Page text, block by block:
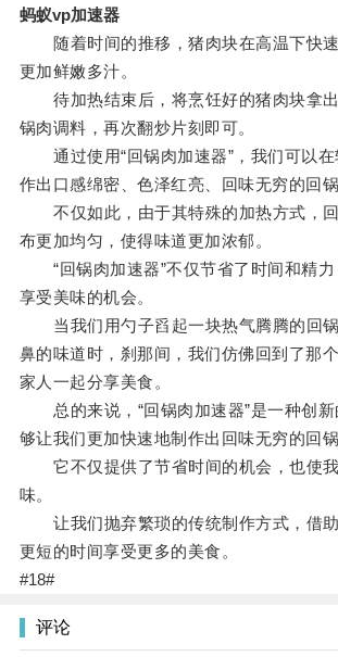
蚂蚁vp加速器
随着时间的推移，猪肉块在高温下快
更加鲜嫩多汁。
待加热结束后，将烹饪好的猪肉块拿出
锅肉调料，再次翻炒片刻即可。
通过使用“回锅肉加速器”，我们可以在
作出口感绵密、色泽红亮、回味无穷的回锅
不仅如此，由于其特殊的加热方式，回
布更加均匀，使得味道更加浓郁。
“回锅肉加速器”不仅节省了时间和精力
享受美味的机会。
当我们用勺子舀起一块热气腾腾的回
鼻的味道时，刹那间，我们仿佛回到了那
家人一起分享美食。
总的来说，“回锅肉加速器”是一种创新
够让我们更加快速地制作出回味无穷的回锅
它不仅提供了节省时间的机会，也使我
味。
让我们抛弃繁琐的传统制作方式，借助
更短的时间享受更多的美食。
#18#
评论